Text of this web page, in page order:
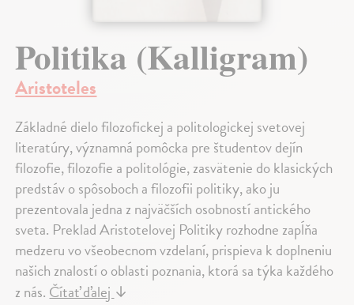
Politika (Kalligram)
Aristoteles
Základné dielo filozofickej a politologickej svetovej
literatúry, významná pomôcka pre študentov dejín
filozofie, filozofie a politológie, zasvätenie do klasických
predstáv o spôsoboch a filozofii politiky, ako ju
prezentovala jedna z najväčších osobností antického
sveta. Preklad Aristotelovej Politiky rozhodne zapĺňa
medzeru vo všeobecnom vzdelaní, prispieva k doplneniu
našich znalostí o oblasti poznania, ktorá sa týka každého
z nás.Čítať ďalej↓